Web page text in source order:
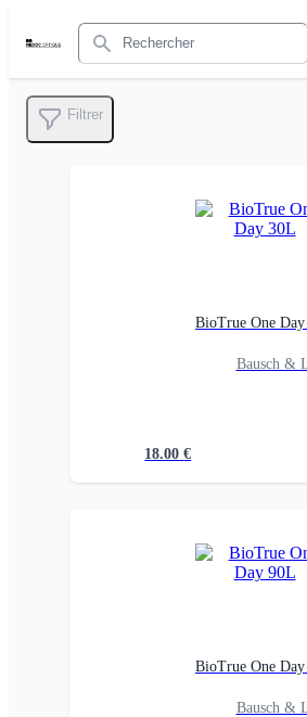
Rechercher
Filtrer
BioTrue One
Bausch &
18.00 €
BioTrue One
Bausch &